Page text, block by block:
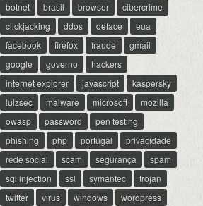
botnet
brasil browser
cibercrime
clickjacking
ddos deface
eua
facebook
firefox fraude
gmail
google
governo
hackers
internet explorer
javascript
kaspersky
lulzsec
malware microsoft
mozilla
owasp
password
pen testing
phishing
php portugal
privacidade
rede social
scam segurança
spam
sql injection
ssl symantec
trojan
twitter
virus windows
wordpress